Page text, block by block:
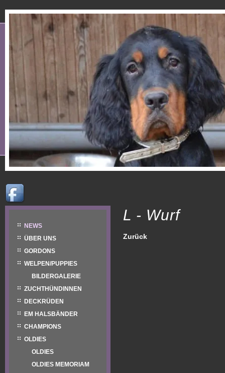
NEWS
ÜBER UNS
GORDONS
WELPEN/PUPPIES
BILDERGALERIE
ZUCHTHÜNDINNEN
DECKRÜDEN
EM HALSBÄNDER
CHAMPIONS
OLDIES
OLDIES
OLDIES MEMORIAM
L - Wurf
Zurück